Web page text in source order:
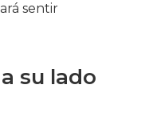
sentir
su lado